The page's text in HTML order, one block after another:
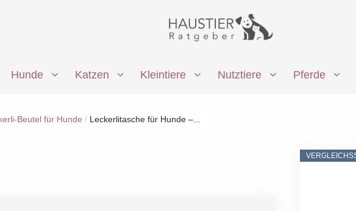
Hunde Katzen Kleintiere Nutztiere Pferde
Beutel für Hunde / Leckerlitasche für Hunde –...